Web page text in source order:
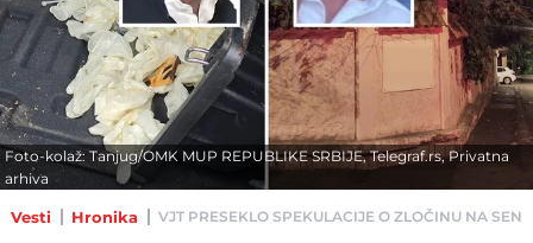
Foto-kolaž: Tanjug/OMK MUP REPUBLIKE SRBIJE, Telegraf.rs, Privatna
arhiva
Vesti Hronika VJT PRESEKLO SPEKULACIJE O ZLOČINU NA